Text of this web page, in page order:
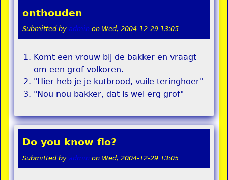
onthouden
Submitted by admin on Wed, 2004-12-29 13:05
Komt een vrouw bij de bakker en vraagt
om een grof volkoren.
"Hier heb je je kutbrood, vuile teringhoer"
"Nou nou bakker, dat is wel erg grof"
Do you know flo?
Submitted by admin on Wed, 2004-12-29 13:05